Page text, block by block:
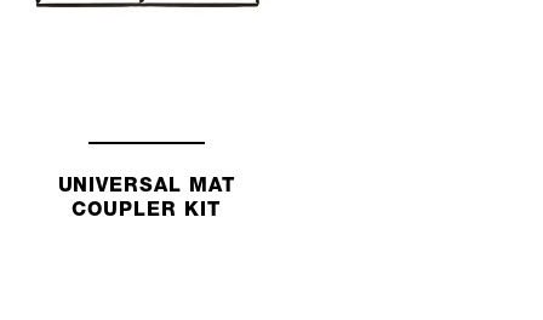
UNIVERSAL MAT
COUPLER KIT